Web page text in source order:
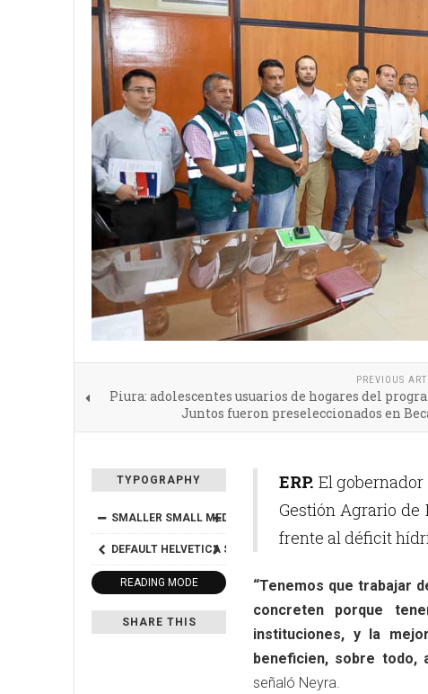
PREVIOUS
Piura: adolescentes usuarios de hogares del
Juntos fueron preseleccionados en
TYPOGRAPHY
SMALLER SMALL MEDIUM BIGGER
DEFAULT HELVETICA SEGOE
READING MODE
SHARE THIS
ERP. El
Gestión Agrario de
frente al déficit
“Tenemos que trabajar
concreten porque
instituciones, y la
beneficien, sobre todo,
señaló Neyra.